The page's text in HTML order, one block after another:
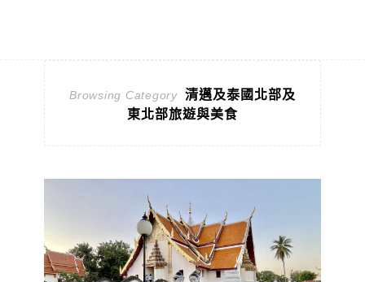
Browsing Category 清邁及泰國北部及
東北部旅遊與美食